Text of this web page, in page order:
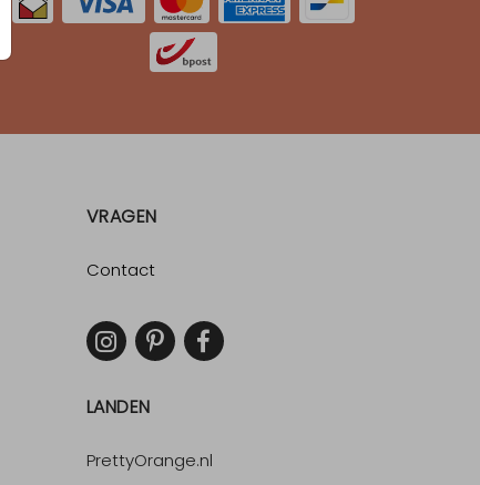
VRAGEN
Contact
LANDEN
PrettyOrange.nl